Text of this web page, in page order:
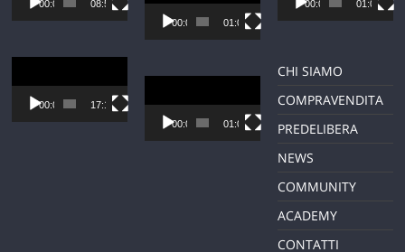
00:00 08:54
Player
00:00 17:12
00:00 01:01
Player
00:00 01:01
00:00 01:01
CHI SIAMO
COMPRAVENDITA
PREDELIBERA
NEWS
COMMUNITY
ACADEMY
CONTATTI